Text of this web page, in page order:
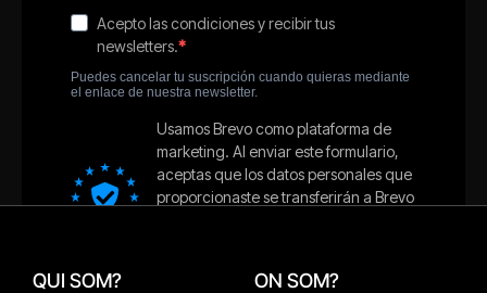
QUI SOM? ON SOM?